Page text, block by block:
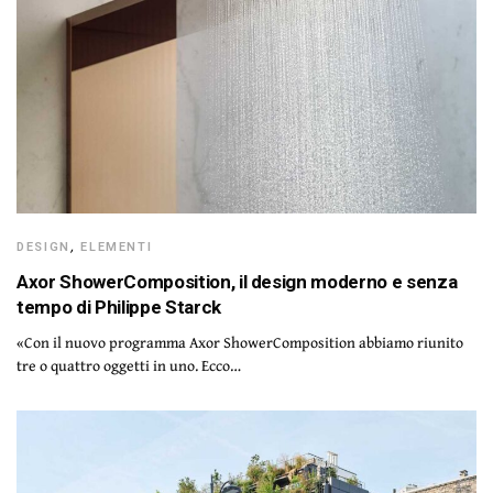
DESIGN ,ELEMENTI
Axor ShowerComposition, il design moderno e senza
tempo di Philippe Starck
«Con il nuovo programma Axor ShowerComposition abbiamo riunito
tre o quattro oggetti in uno. Ecco…